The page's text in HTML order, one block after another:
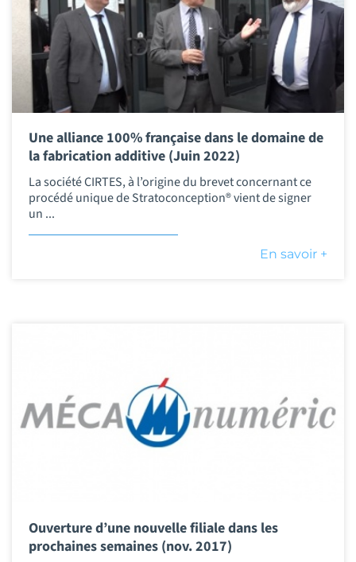
Une alliance 100% française dans le domaine de
la fabrication additive (Juin 2022)
La société CIRTES, à l’origine du brevet concernant ce
procédé unique de Stratoconception® vient de signer
un ...
En savoir +
Ouverture d’une nouvelle filiale dans les
prochaines semaines (nov. 2017)